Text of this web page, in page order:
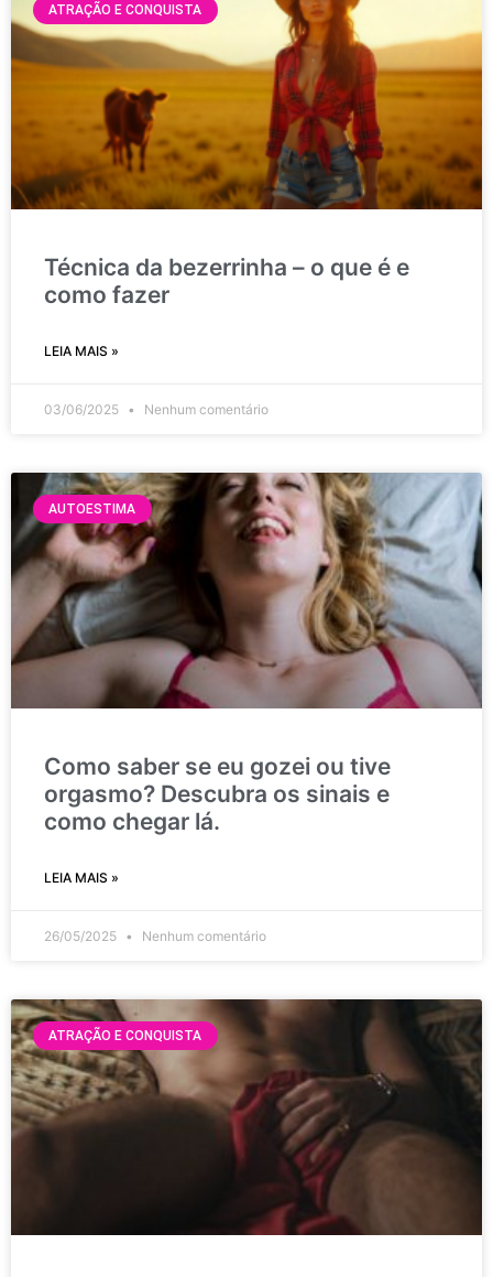
ATRAÇÃO E CONQUISTA
Técnica da bezerrinha – o que é e
como fazer
LEIA MAIS »
03/06/2025 Nenhum comentário
AUTOESTIMA
Como saber se eu gozei ou tive
orgasmo? Descubra os sinais e
como chegar lá.
LEIA MAIS »
26/05/2025 Nenhum comentário
ATRAÇÃO E CONQUISTA